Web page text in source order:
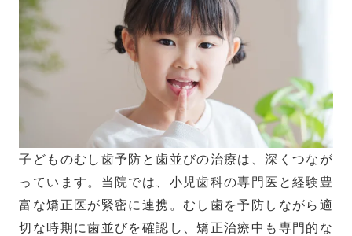
子どものむし歯予防と歯並びの治療は、深くつなが
っています。当院では、小児歯科の専門医と経験豊
富な矯正医が緊密に連携。むし歯を予防しながら適
切な時期に歯並びを確認し、矯正治療中も専門的な